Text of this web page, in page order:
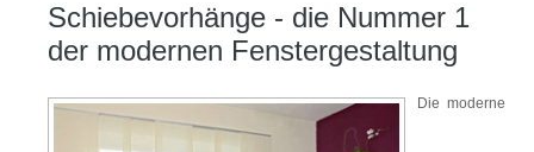
Schiebevorhänge - die Nummer 1
der modernen Fenstergestaltung
Die moderne